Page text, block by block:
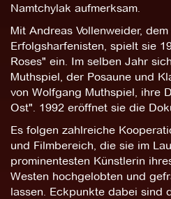
Namtchylak aufmerksam.
Mit Andreas Vollenweider,
Erfolgsharfenisten, spielt sie
Roses" ein. Im selben Jahr
Muthspiel, der Posaune und
von Wolfgang Muthspiel, ihre
Ost". 1992 eröffnet sie die
Es folgen zahlreiche
und Filmbereich, die sie im
prominentesten Künstlerin
Westen hochgelobten und
lassen. Eckpunkte dabei sind